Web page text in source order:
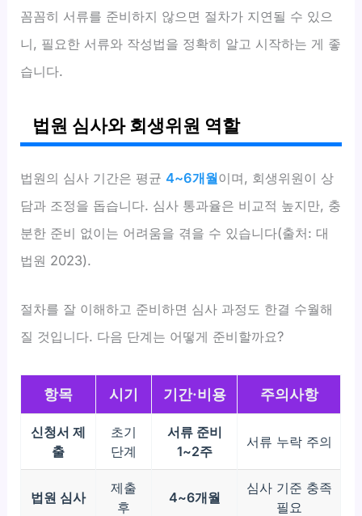
꼼꼼히 서류를 준비하지 않으면 절차가 지연될 수 있으
니, 필요한 서류와 작성법을 정확히 알고 시작하는 게 좋
습니다.
법원 심사와 회생위원 역할
법원의 심사 기간은 평균4~6개월이며, 회생위원이 상
담과 조정을 돕습니다. 심사 통과율은 비교적 높지만, 충
분한 준비 없이는 어려움을 겪을 수 있습니다(출처: 대
법원 2023).
절차를 잘 이해하고 준비하면 심사 과정도 한결 수월해
질 것입니다. 다음 단계는 어떻게 준비할까요?
항목 시기 기간·비용 주의사항
신청서 제
출
초기
단계
서류 준비
1~2주
서류 누락 주의
법원 심사
제출
후
4~6개월
심사 기준 충족
필요